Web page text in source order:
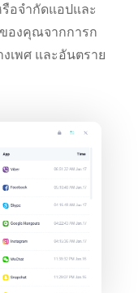
อจํากัดแอปและ
ของคุณจากการก
เพศ และอันตราย